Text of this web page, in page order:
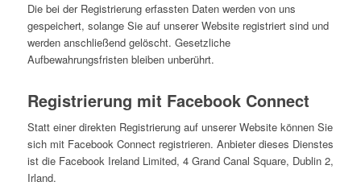
Die bei der Registrierung erfassten Daten werden von uns
gespeichert, solange Sie auf unserer Website registriert sind und
werden anschließend gelöscht. Gesetzliche
Aufbewahrungsfristen bleiben unberührt.
Registrierung mit Facebook Connect
Statt einer direkten Registrierung auf unserer Website können Sie
sich mit Facebook Connect registrieren. Anbieter dieses Dienstes
ist die Facebook Ireland Limited, 4 Grand Canal Square, Dublin 2,
Irland.